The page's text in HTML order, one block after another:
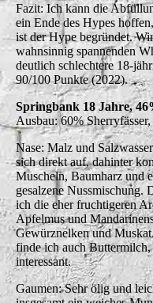
Fazit: Ich kann die
ein Ende des Hypes
ist der Hype begründet.
wahnsinnig spannenden
deutlich schlechtere 18-
90/100 Punkte (2022).
Springbank 18 Jahre,
Ausbau: 60%
Nase: Malz und
sich direkt auf, dahinter
Muscheln, Baumharz und
gesalzene Nussmischung.
ich die eher fruchtigeren
Apfelmus und
Gewürznelken und
finde ich auch Buttermilch,
interessant.
Gaumen: Sehr ölig und